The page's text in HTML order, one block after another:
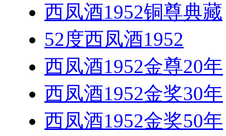
西凤酒1952铜尊典藏
52度西凤酒1952
西凤酒1952金尊20年
西凤酒1952金奖30年
西凤酒1952金奖50年